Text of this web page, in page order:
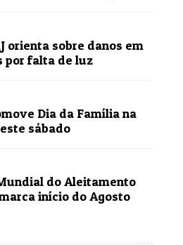
orienta sobre danos em
por falta de luz
Dia da Família na
sábado
do Aleitamento
início do Agosto